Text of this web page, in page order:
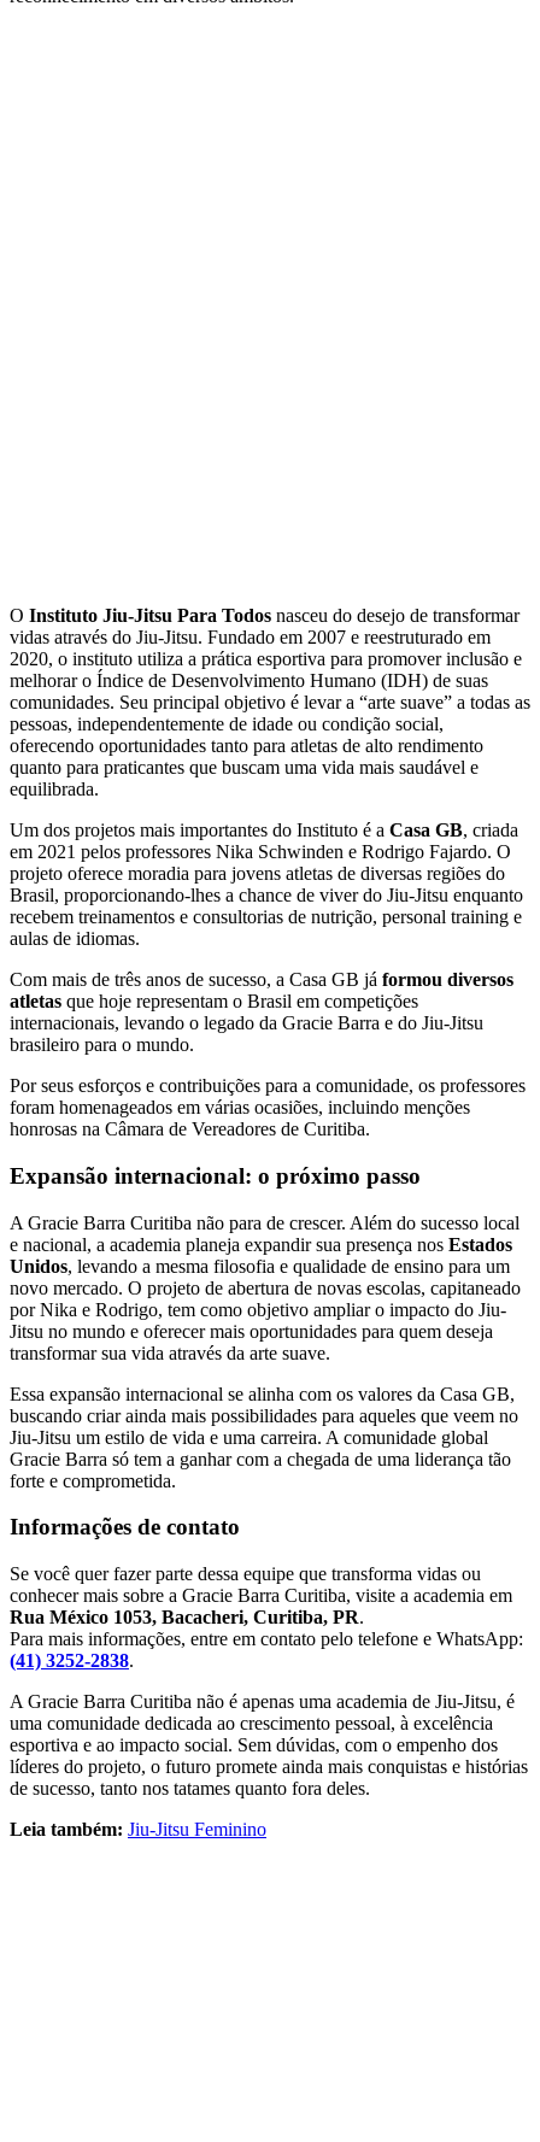
O Instituto Jiu-Jitsu Para Todos nasceu do desejo de transformar
vidas através do Jiu-Jitsu. Fundado em 2007 e reestruturado em
2020, o instituto utiliza a prática esportiva para promover inclusão e
melhorar o Índice de Desenvolvimento Humano (IDH) de suas
comunidades. Seu principal objetivo é levar a “arte suave” a todas as
pessoas, independentemente de idade ou condição social,
oferecendo oportunidades tanto para atletas de alto rendimento
quanto para praticantes que buscam uma vida mais saudável e
equilibrada​.
Um dos projetos mais importantes do Instituto é a Casa GB, criada
em 2021 pelos professores Nika Schwinden e Rodrigo Fajardo. O
projeto oferece moradia para jovens atletas de diversas regiões do
Brasil, proporcionando-lhes a chance de viver do Jiu-Jitsu enquanto
recebem treinamentos e consultorias de nutrição, personal training e
aulas de idiomas.
Com mais de três anos de sucesso, a Casa GB já formou diversos
atletas que hoje representam o Brasil em competições
internacionais, levando o legado da Gracie Barra e do Jiu-Jitsu
brasileiro para o mundo​.
Por seus esforços e contribuições para a comunidade, os professores
foram homenageados em várias ocasiões, incluindo menções
honrosas na Câmara de Vereadores de Curitiba.
Expansão internacional: o próximo passo
A Gracie Barra Curitiba não para de crescer. Além do sucesso local
e nacional, a academia planeja expandir sua presença nos Estados
Unidos, levando a mesma filosofia e qualidade de ensino para um
novo mercado. O projeto de abertura de novas escolas, capitaneado
por Nika e Rodrigo, tem como objetivo ampliar o impacto do Jiu-
Jitsu no mundo e oferecer mais oportunidades para quem deseja
transformar sua vida através da arte suave.
Essa expansão internacional se alinha com os valores da Casa GB,
buscando criar ainda mais possibilidades para aqueles que veem no
Jiu-Jitsu um estilo de vida e uma carreira. A comunidade global
Gracie Barra só tem a ganhar com a chegada de uma liderança tão
forte e comprometida.
Informações de contato
Se você quer fazer parte dessa equipe que transforma vidas ou
conhecer mais sobre a Gracie Barra Curitiba, visite a academia em
Rua México 1053, Bacacheri, Curitiba, PR.
Para mais informações, entre em contato pelo telefone e WhatsApp:
(41) 3252-2838.
A Gracie Barra Curitiba não é apenas uma academia de Jiu-Jitsu, é
uma comunidade dedicada ao crescimento pessoal, à excelência
esportiva e ao impacto social. Sem dúvidas, com o empenho dos
líderes do projeto, o futuro promete ainda mais conquistas e histórias
de sucesso, tanto nos tatames quanto fora deles.
Leia também: Jiu-Jitsu Feminino